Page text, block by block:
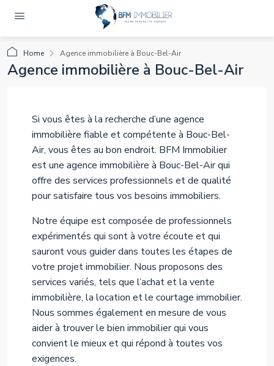
Home Agence immobilière à Bouc-Bel-Air
Agence immobilière à Bouc-Bel-Air
Si vous êtes à la recherche d’une agence
immobilière fiable et compétente à Bouc-Bel-
Air, vous êtes au bon endroit. BFM Immobilier
est une agence immobilière à Bouc-Bel-Air qui
offre des services professionnels et de qualité
pour satisfaire tous vos besoins immobiliers.
Notre équipe est composée de professionnels
expérimentés qui sont à votre écoute et qui
sauront vous guider dans toutes les étapes de
votre projet immobilier. Nous proposons des
services variés, tels que l’achat et la vente
immobilière, la location et le courtage immobilier.
Nous sommes également en mesure de vous
aider à trouver le bien immobilier qui vous
convient le mieux et qui répond à toutes vos
exigences.